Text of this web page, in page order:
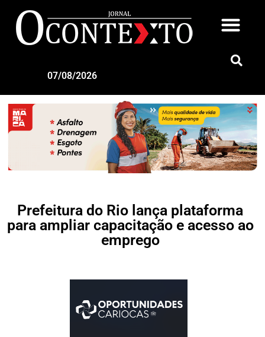
07/08/2026
Prefeitura do Rio lança plataforma
para ampliar capacitação e acesso ao
emprego